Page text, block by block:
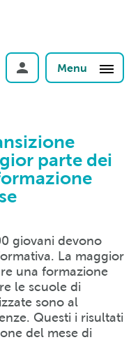
Menu
parte dei
giovani devono
La maggior
una formazione
le scuole di
sono al
Questi i risultati
del mese di